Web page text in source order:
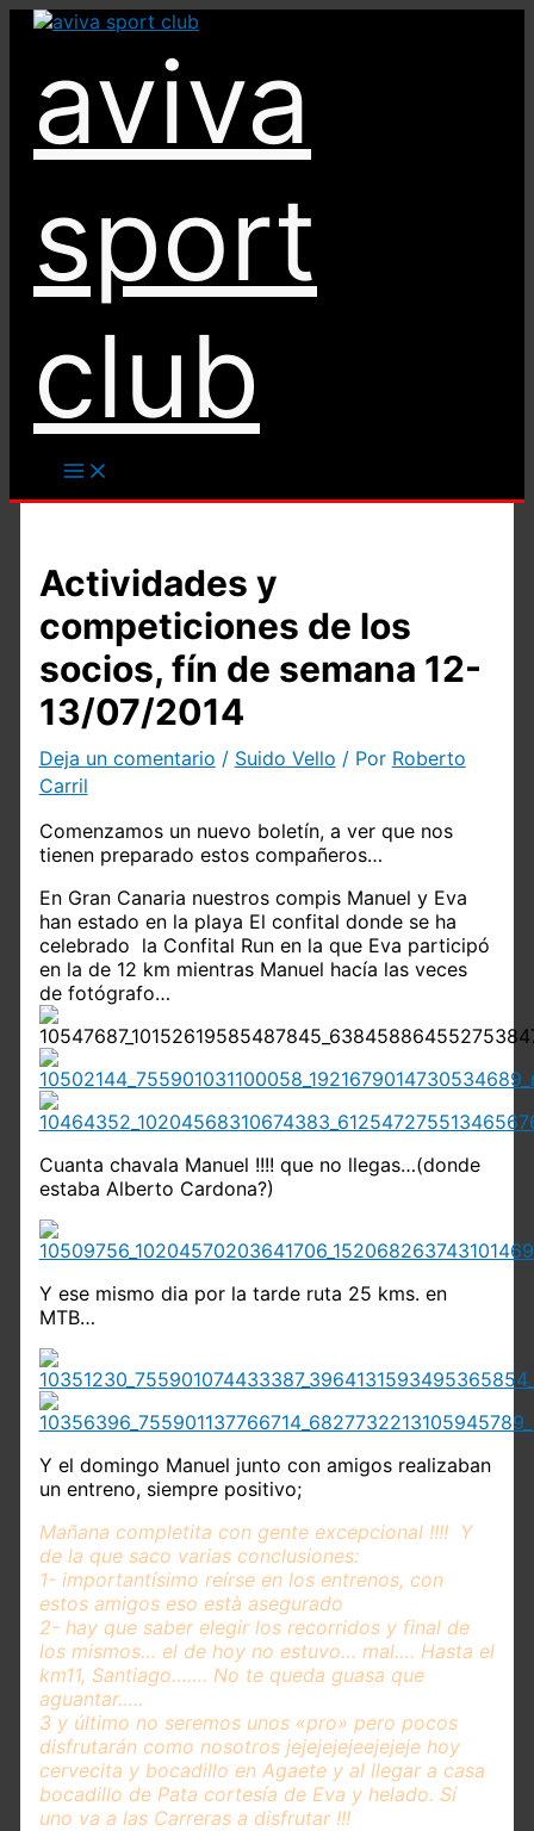
aviva
sport
club
Actividades y
competiciones de los
socios, fín de semana 12-
13/07/2014
Deja un comentario / Suido Vello / Por Roberto
Carril
Comenzamos un nuevo boletín, a ver que nos
tienen preparado estos compañeros…
En Gran Canaria nuestros compis Manuel y Eva
han estado en la playa El confital donde se ha
celebrado la Confital Run en la que Eva participó
en la de 12 km mientras Manuel hacía las veces
de fotógrafo…
Cuanta chavala Manuel !!!! que no llegas…(donde
estaba Alberto Cardona?)
Y ese mismo dia por la tarde ruta 25 kms. en
MTB…
Y el domingo Manuel junto con amigos realizaban
un entreno, siempre positivo;
Mañana completita con gente excepcional !!!! Y
de la que saco varias conclusiones:
1- importantísimo reírse en los entrenos, con
estos amigos eso està asegurado
2- hay que saber elegir los recorridos y final de
los mismos… el de hoy no estuvo… mal…. Hasta el
km11, Santiago……. No te queda guasa que
aguantar…..
3 y último no seremos unos «pro» pero pocos
disfrutarán como nosotros jejejejejeejejeje hoy
cervecita y bocadillo en Agaete y al llegar a casa
bocadillo de Pata cortesía de Eva y helado. Sí
uno va a las Carreras a disfrutar !!!